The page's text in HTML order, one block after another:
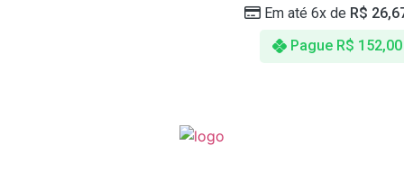
Pague R$ 152,00
Em até 6x de R$